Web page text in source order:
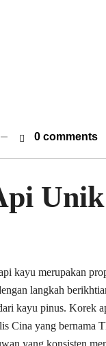
0 comments
kayu merupakan
langkah
kayu pinus. Korek
Cina yang
yang konsisten